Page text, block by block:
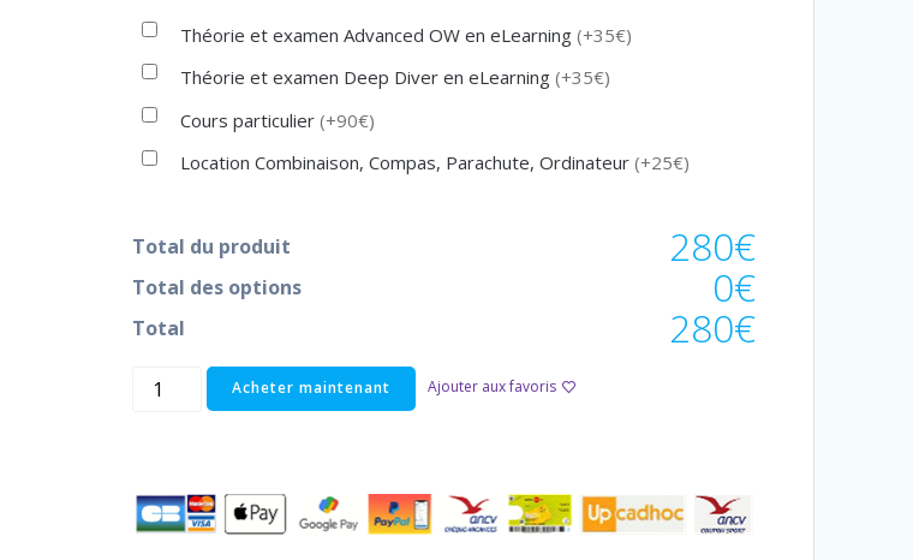
Théorie et examen Advanced OW en eLearning (+35€)
Théorie et examen Deep Diver en eLearning (+35€)
Cours particulier (+90€)
Location Combinaison, Compas, Parachute, Ordinateur (+25€)
Total du produit 280€
Total des options 0€
Total 280€
Acheter maintenant Ajouter aux favoris